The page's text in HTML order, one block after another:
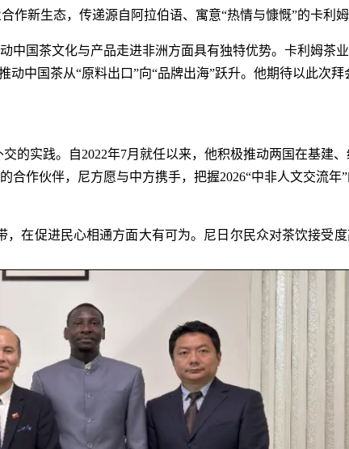
新生态，传递源自阿拉伯语、寓意“热情与慷慨”的卡利姆
国茶文化与产品走进非洲方面具有独特优势。卡利姆茶
中国茶从“原料出口”向“品牌出海”跃升。他期待以此次
的实践。自2022年7月就任以来，他积极推动两国在基建
作伙伴，尼方愿与中方携手，把握2026“中非人文交流年
在促进民心相通方面大有可为。尼日尔民众对茶饮接受